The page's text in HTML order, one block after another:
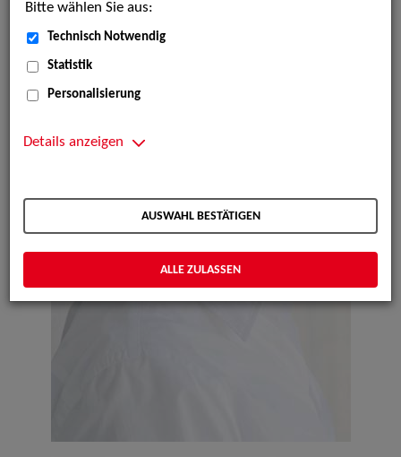
Bitte wählen Sie aus:
Technisch Notwendig
Statistik
Personalisierung
Details anzeigen
AUSWAHL BESTÄTIGEN
ALLE ZULASSEN